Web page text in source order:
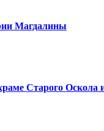
Магдалины
Старого Оскола